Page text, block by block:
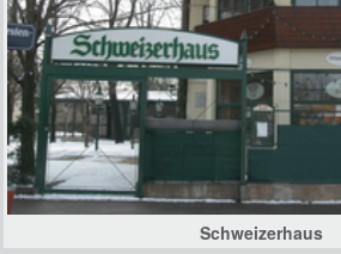
Schweizerhaus